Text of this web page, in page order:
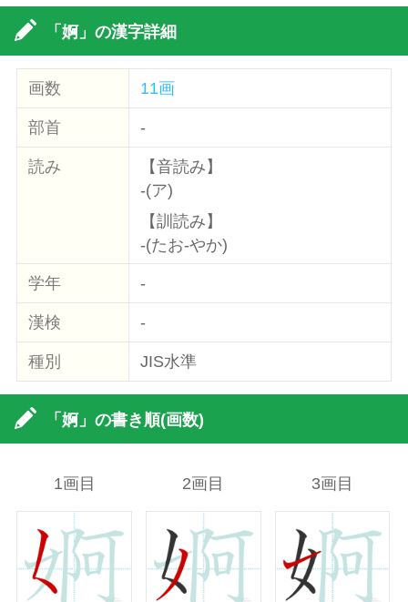
「婀」の漢字詳細
画数 11画
部首 -
読み
【音読み】
-(ア)
【訓読み】
-(たお-やか)
学年 -
漢検 -
種別 JIS水準
「婀」の書き順(画数)
1画目 2画目 3画目